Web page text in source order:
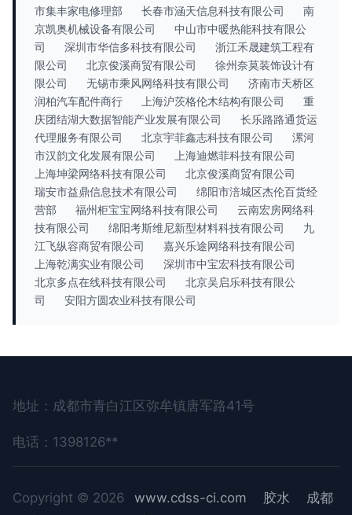
市集丰家电修理部
长春市涵天信息科技有限公司
南
京凯奥机械设备有限公司
中山市中暖热能科技有限公
司
深圳市华信多科技有限公司
浙江禾晟建筑工程有
限公司
北京俊溪商贸有限公司
徐州奈莫装饰设计有
限公司
无锡市乘风网络科技有限公司
济南市天桥区
润柏汽车配件商行
上海沪茨格伦木结构有限公司
重
庆团结湖大数据智能产业发展有限公司
长乐路路通货运
代理服务有限公司
北京宇菲鑫志科技有限公司
漯河
市汉韵文化发展有限公司
上海迪燃菲科技有限公司
上海坤梁网络科技有限公司
北京俊溪商贸有限公司
瑞安市益鼎信息技术有限公司
绵阳市涪城区杰伦百货经
营部
福州柜宝宝网络科技有限公司
云南宏房网络科
技有限公司
绵阳考斯维尼新型材料科技有限公司
九
江飞纵容商贸有限公司
嘉兴乐途网络科技有限公司
上海乾满实业有限公司
深圳市中宝宏科技有限公司
北京多点在线科技有限公司
北京吴启乐科技有限公
司
安阳方圆农业科技有限公司
地址：成都市青白江区弥牟镇唐军路41号
电话：1398126**
Copyright © 2026 www.cdss-ci.com 胶水
成都